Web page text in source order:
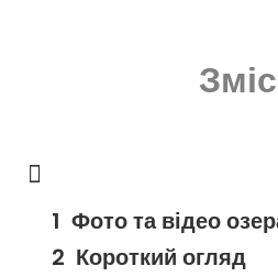
Фото та відео
Короткий огляд